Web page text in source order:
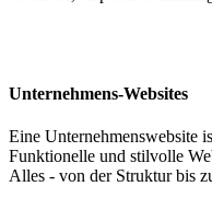
Unternehmens-Websites
Eine Unternehmenswebsite
Funktionelle und stilvolle
Alles - von der Struktur bis